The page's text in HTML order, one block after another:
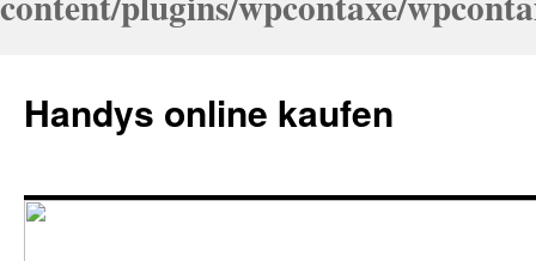
Handys online kaufen